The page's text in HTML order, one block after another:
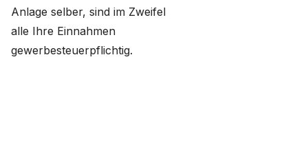
Anlage selber, sind im Zweifel
alle Ihre Einnahmen
gewerbesteuerpflichtig.